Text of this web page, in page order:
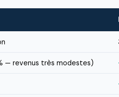
— revenus très modestes)